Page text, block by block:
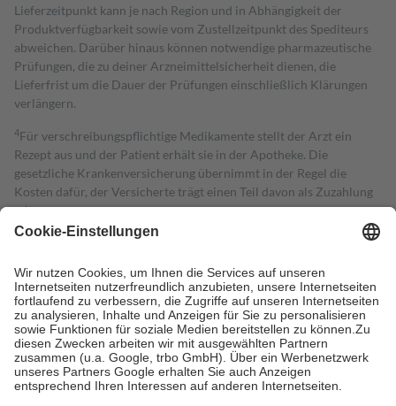
Lieferzeitpunkt kann je nach Region und in Abhängigkeit der
Produktverfügbarkeit sowie vom Zustellzeitpunkt des Spediteurs
abweichen. Darüber hinaus können notwendige pharmazeutische
Prüfungen, die zu deiner Arzneimittelsicherheit dienen, die
Lieferfrist um die Dauer der Prüfungen einschließlich Klärungen
verlängern.
4Für verschreibungspflichtige Medikamente stellt der Arzt ein
Rezept aus und der Patient erhält sie in der Apotheke. Die
gesetzliche Krankenversicherung übernimmt in der Regel die
Kosten dafür, der Versicherte trägt einen Teil davon als Zuzahlung
mit.
Grundsätzlich leisten Mitglieder Zuzahlungen in Höhe von zehn
höchstens zehn Euro.
Es sind jedoch nie mehr als die tatsächlichen
Kosten der Leistung zu entrichten.
Diese Regeln gelten grundsätzlich auch für Online-Apotheken.
Bei Heilmitteln und häuslicher Krankenpflege beträgt die
Zuzahlung zehn Prozent der Kosten sowie zehn Euro je
Verordnung.
Um das Engagement der Versicherten für ihre eigene Gesundheit zu
stärken und die besondere Stellung der Familie zu unterstützen,